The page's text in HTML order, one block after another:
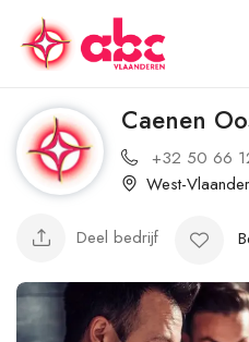
Caenen
+32 50 66
West-
Deel bedrijf